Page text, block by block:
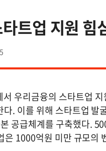
트업 지원 힘
우리금융의 스타트업
. 이를 위해 스타트업 발
공급체계를 구축했다.
1000억원 미만 규모의